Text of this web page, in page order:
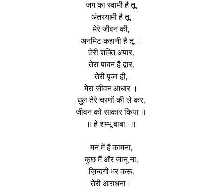
जग का स्वामी है तू,
अंतरयामी है तू,
मेरे जीवन की,
अनमिट कहानी है तू ।
तेरी शक्ति अपार,
तेरा पावन है द्वार,
तेरी पूजा ही,
मेरा जीवन आधार ।
धुल तेरे चरणों की ले कर,
जीवन को साकार किया ॥
॥ हे शम्भू बाबा…॥
मन में है कामना,
कुछ मैं और जानू ना,
ज़िन्दगी भर करू,
तेरी आराधना।